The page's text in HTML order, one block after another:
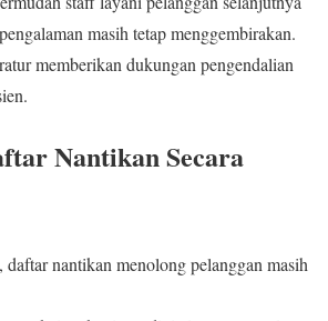
masih tetap menggembirakan.
memberikan dukungan pengendalian
Nantikan Secara
daftar nantikan menolong pelanggan masih